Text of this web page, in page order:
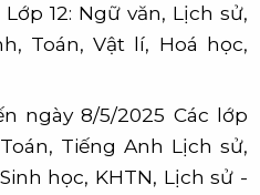
12: Ngữ văn, Lịch sử,
Toán, Vật lí, Hoá học,
ngày 8/5/2025 Các lớp
Tiếng Anh Lịch sử,
học, KHTN, Lịch sử -